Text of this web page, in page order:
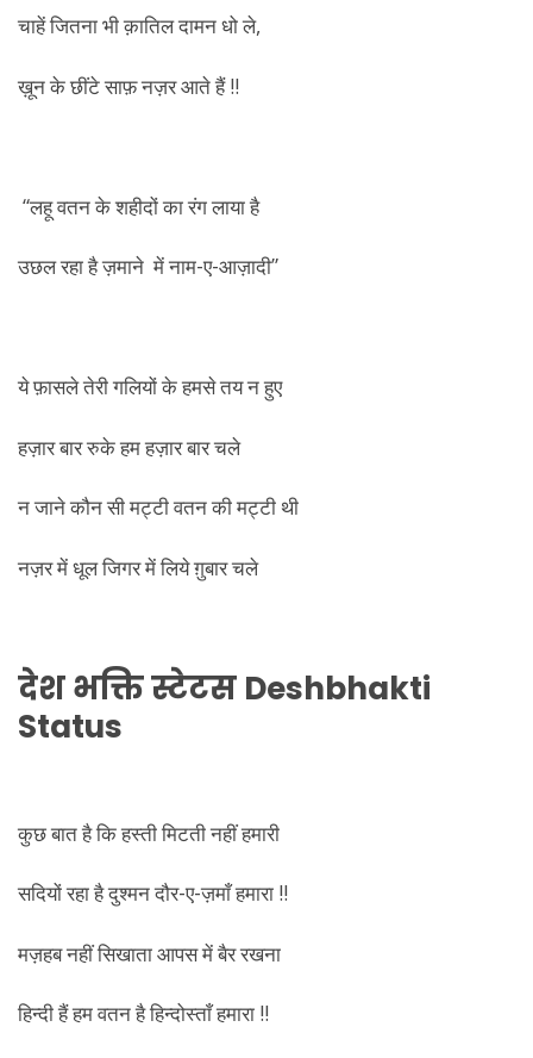
चाहें जितना भी क़ातिल दामन धो ले,
ख़ून के छींटे साफ़ नज़र आते हैं !!
“लहू वतन के शहीदों का रंग लाया है
उछल रहा है ज़माने में नाम-ए-आज़ादी”
ये फ़ासले तेरी गलियों के हमसे तय न हुए
हज़ार बार रुके हम हज़ार बार चले
न जाने कौन सी मट्टी वतन की मट्टी थी
नज़र में धूल जिगर में लिये ग़ुबार चले
देश भक्ति स्टेटस Deshbhakti
Status
कुछ बात है कि हस्ती मिटती नहीं हमारी
सदियों रहा है दुश्मन दौर-ए-ज़माँ हमारा !!
मज़हब नहीं सिखाता आपस में बैर रखना
हिन्दी हैं हम वतन है हिन्दोस्ताँ हमारा !!